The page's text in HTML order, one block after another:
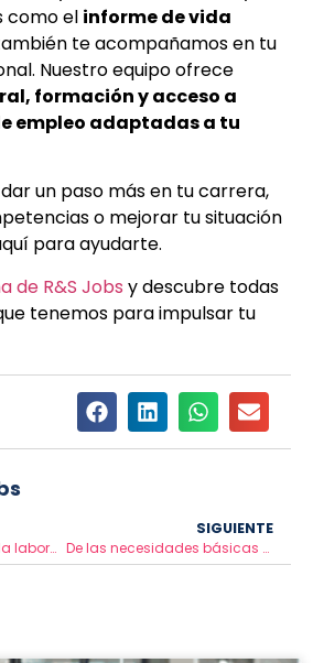
como el informe de vida
te acompañamos en tu
Nuestro equipo ofrece
formación y acceso a
empleo adaptadas a tu
un paso más en tu carrera,
o mejorar tu situación
para ayudarte.
de R&S Jobs y descubre todas
tenemos para impulsar tu
Reducción de jornada laboral: así es la propuesta de 37,5 horas en 2025
SIGUIENTE
De las necesidades básicas al éxito laboral: la pirámide de Maslow en el trabajo